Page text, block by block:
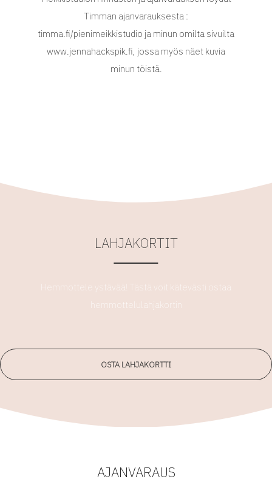
Timman ajanvarauksesta :
timma.fi/pienimeikkistudio ja minun omilta sivuilta
www.jennahackspik.fi, jossa myös näet kuvia
minun töistä.
LAHJAKORTIT
Hemmottele ystävää! Tästä voit kätevästi ostaa
OSTA LAHJAKORTTI
AJANVARAUS